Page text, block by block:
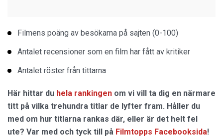
Filmens poäng av besökarna på sajten (0-100)
Antalet recensioner som en film har fått av kritiker
Antalet röster från tittarna
Här hittar du hela rankingen om vi vill ta dig en närmare
titt på vilka trehundra titlar de lyfter fram. Håller du
med om hur titlarna rankas där, eller är det helt fel
ute? Var med och tyck till på Filmtopps Facebooksida!